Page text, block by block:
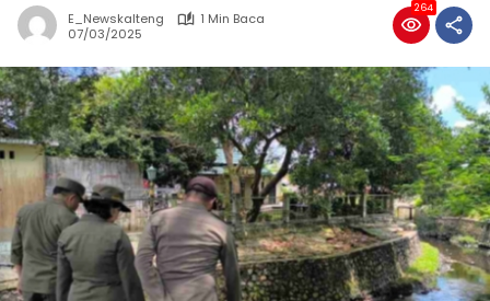
E_Newskalteng
1 Min Baca
07/03/2025
264